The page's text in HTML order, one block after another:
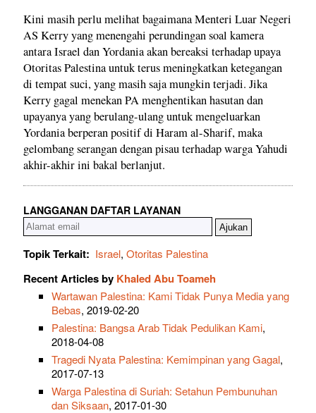
Kini masih perlu melihat bagaimana Menteri Luar Negeri
AS Kerry yang menengahi perundingan soal kamera
antara Israel dan Yordania akan bereaksi terhadap upaya
Otoritas Palestina untuk terus meningkatkan ketegangan
di tempat suci, yang masih saja mungkin terjadi. Jika
Kerry gagal menekan PA menghentikan hasutan dan
upayanya yang berulang-ulang untuk mengeluarkan
Yordania berperan positif di Haram al-Sharif, maka
gelombang serangan dengan pisau terhadap warga Yahudi
akhir-akhir ini bakal berlanjut.
LANGGANAN DAFTAR LAYANAN
Topik Terkait: Israel, Otoritas Palestina
Recent Articles by Khaled Abu Toameh
Wartawan Palestina: Kami Tidak Punya Media yang
Bebas, 2019-02-20
Palestina: Bangsa Arab Tidak Pedulikan Kami,
2018-04-08
Tragedi Nyata Palestina: Kemimpinan yang Gagal,
2017-07-13
Warga Palestina di Suriah: Setahun Pembunuhan
dan Siksaan, 2017-01-30